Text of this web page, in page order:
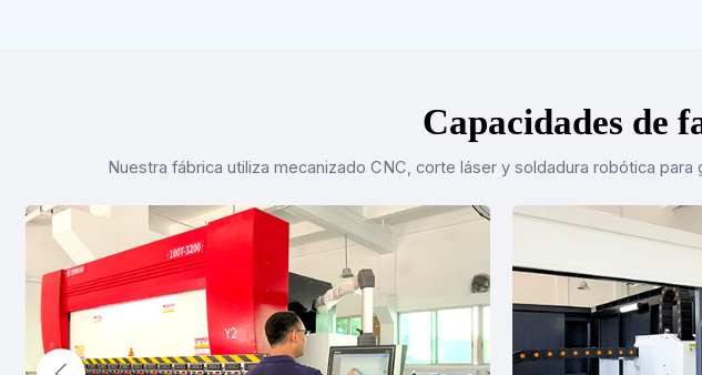
Capacidades de
Nuestra fábrica utiliza mecanizado CNC, corte láser y soldadura robótica